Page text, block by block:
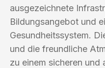
ausgezeichnete
Bildungsangebot und
Gesundheitssystem.
und die freundliche
zu einem sicheren und